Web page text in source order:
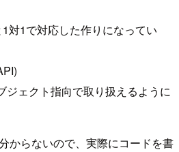
対1で対応した作りになってい
ジェクト指向で取り扱えるように
からないので、実際にコードを書